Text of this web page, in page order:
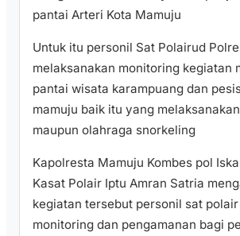
pantai Arteri Kota Mamuju
Untuk itu personil Sat Polairud
melaksanakan monitoring kegiatan
pantai wisata karampuang dan
mamuju baik itu yang
maupun olahraga snorkeling
Kapolresta Mamuju Kombes pol
Kasat Polair Iptu Amran Satria
kegiatan tersebut personil sat
monitoring dan pengamanan bagi